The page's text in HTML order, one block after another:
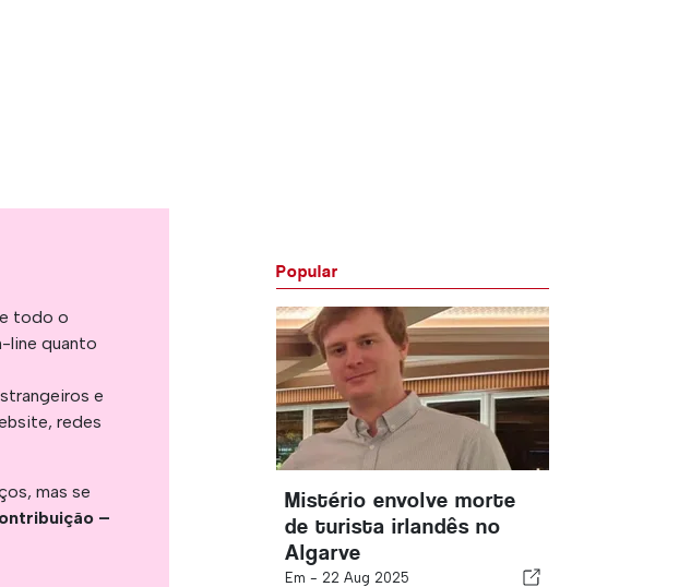
todo o
line quanto
e
redes
mas se
–
Popular
Mistério envolve morte
de turista irlandês no
Algarve
Em - 22 Aug 2025